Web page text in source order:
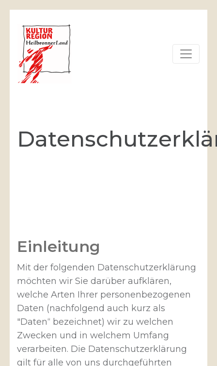
Einleitung
Mit der folgenden Datenschutzerklärung
möchten wir Sie darüber aufklären,
welche Arten Ihrer personenbezogenen
Daten (nachfolgend auch kurz als
"Daten“ bezeichnet) wir zu welchen
Zwecken und in welchem Umfang
verarbeiten. Die Datenschutzerklärung
gilt für alle von uns durchgeführten